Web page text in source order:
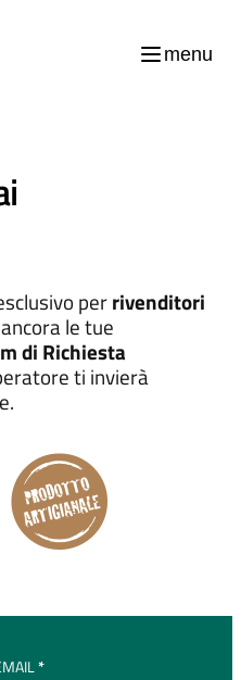
menu
perrivenditori
le tue
di Richiesta
ti invierà
*RICHIESTO